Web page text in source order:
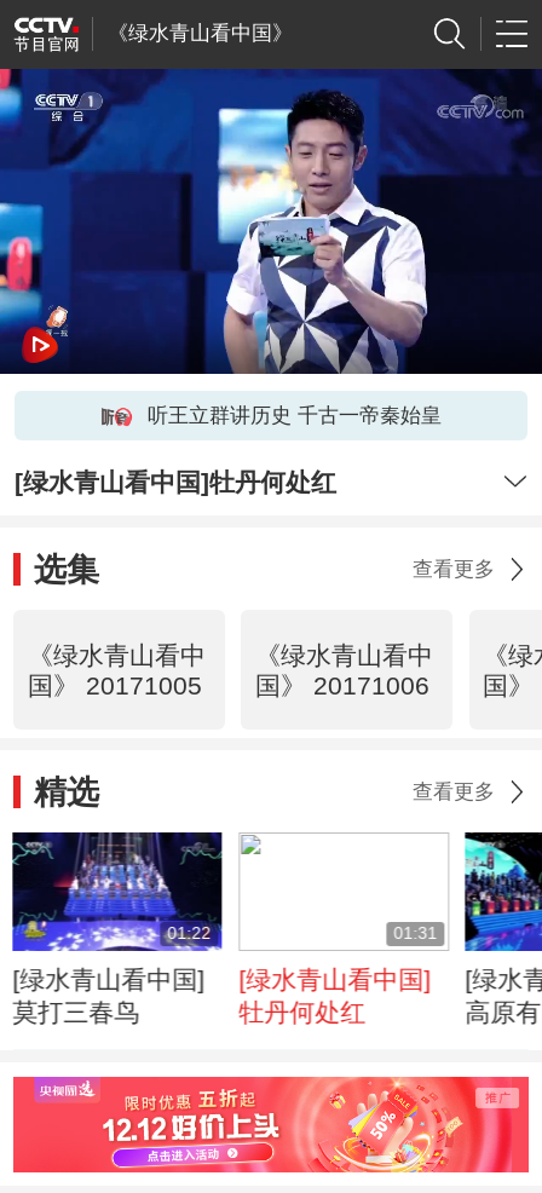
《绿水青山看中国》
听王立群讲历史 千古一帝秦始皇
[绿水青山看中国]牡丹何处红
选集 查看更多
《绿水青山看中
国》 20171005
《绿水青山看中
国》 20171006
《
国
精选 查看更多
01:22
[绿水青山看中国]
莫打三春鸟
01:31
[绿水青山看中国]
牡丹何处红
[绿水
高原